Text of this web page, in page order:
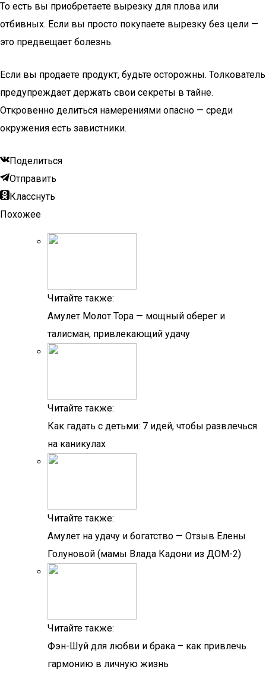
То есть вы приобретаете вырезку для плова или
отбивных. Если вы просто покупаете вырезку без цели —
это предвещает болезнь.
Если вы продаете продукт, будьте осторожны. Толкователь
предупреждает держать свои секреты в тайне.
Откровенно делиться намерениями опасно — среди
окружения есть завистники.
Поделиться
Отправить
Класснуть
Похожее
Читайте также:
Амулет Молот Тора — мощный оберег и
талисман, привлекающий удачу
Читайте также:
Как гадать с детьми: 7 идей, чтобы развлечься
на каникулах
Читайте также:
Амулет на удачу и богатство — Отзыв Елены
Голуновой (мамы Влада Кадони из ДОМ-2)
Читайте также:
Фэн-Шуй для любви и брака – как привлечь
гармонию в личную жизнь